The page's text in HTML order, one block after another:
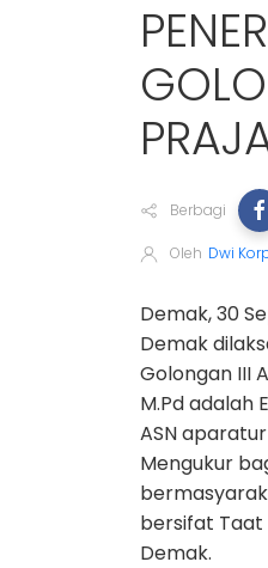
Berbagi
Oleh Dwi
Demak, 30
Demak
Golongan III
M.Pd adalah
ASN
Mengukur
bersifat Taat
Demak.